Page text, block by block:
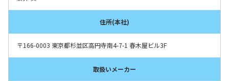
住所(本社)
〒166-0003 東京都杉並区高円寺南4-7-1 春木屋ビル3F
取扱いメーカー